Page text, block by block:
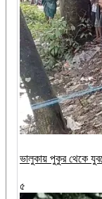
ভালুকায় পুকুর থেকে
৫